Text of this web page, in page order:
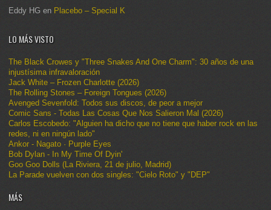
Eddy HG en Placebo – Special K
LO MÁS VISTO
The Black Crowes y "Three Snakes And One Charm": 30 años de una
injustísima infravaloración
Jack White – Frozen Charlotte (2026)
The Rolling Stones – Foreign Tongues (2026)
Avenged Sevenfold: Todos sus discos, de peor a mejor
Comic Sans - Todas Las Cosas Que Nos Salieron Mal (2026)
Carlos Escobedo: "Alguien ha dicho que no tiene que haber rock en las
redes, ni en ningún lado"
Ankor - Nagato · Purple Eyes
Bob Dylan - In My Time Of Dyin'
Goo Goo Dolls (La Riviera, 21 de julio, Madrid)
La Parade vuelven con dos singles: "Cielo Roto" y "DEP"
MÁS